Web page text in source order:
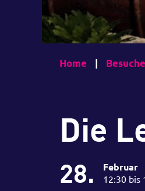
Home |
Die
28. Februar
12:30 bis